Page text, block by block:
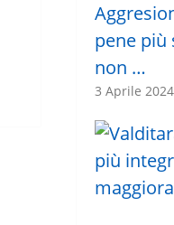
pene più
non …
3 Aprile 2024